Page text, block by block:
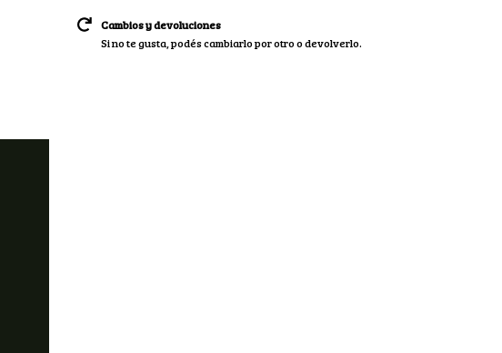
Cambios y devoluciones
Si no te gusta, podés cambiarlo por otro o devolverlo.